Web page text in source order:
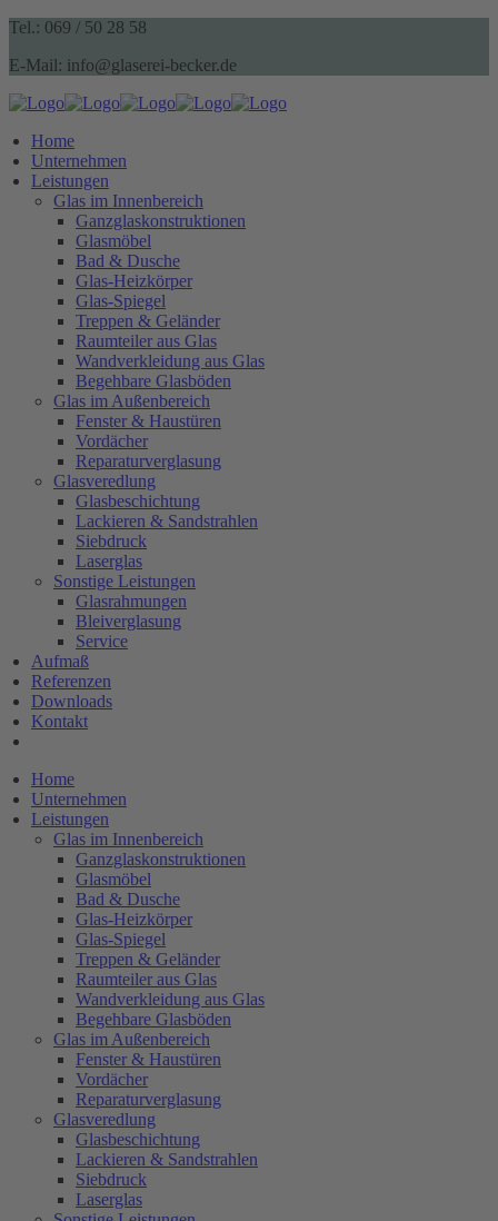
Tel.: 069 / 50 28 58
E-Mail: info@glaserei-becker.de
Home
Unternehmen
Leistungen
Glas im Innenbereich
Ganzglaskonstruktionen
Glasmöbel
Bad & Dusche
Glas-Heizkörper
Glas-Spiegel
Treppen & Geländer
Raumteiler aus Glas
Wandverkleidung aus Glas
Begehbare Glasböden
Glas im Außenbereich
Fenster & Haustüren
Vordächer
Reparaturverglasung
Glasveredlung
Glasbeschichtung
Lackieren & Sandstrahlen
Siebdruck
Laserglas
Sonstige Leistungen
Glasrahmungen
Bleiverglasung
Service
Aufmaß
Referenzen
Downloads
Kontakt
Home
Unternehmen
Leistungen
Glas im Innenbereich
Ganzglaskonstruktionen
Glasmöbel
Bad & Dusche
Glas-Heizkörper
Glas-Spiegel
Treppen & Geländer
Raumteiler aus Glas
Wandverkleidung aus Glas
Begehbare Glasböden
Glas im Außenbereich
Fenster & Haustüren
Vordächer
Reparaturverglasung
Glasveredlung
Glasbeschichtung
Lackieren & Sandstrahlen
Siebdruck
Laserglas